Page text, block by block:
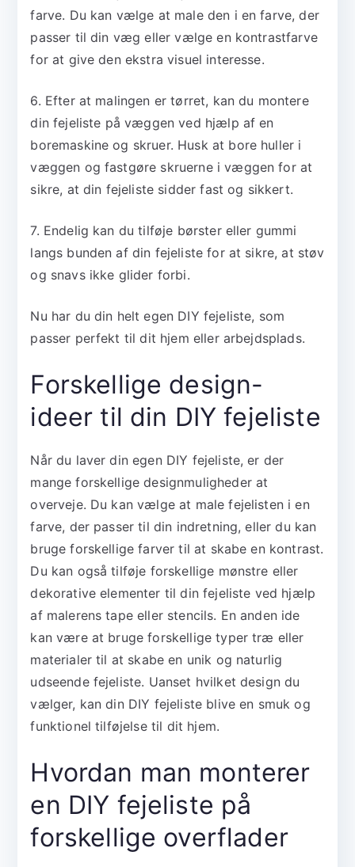
farve. Du kan vælge at male den i en farve, der
passer til din væg eller vælge en kontrastfarve
for at give den ekstra visuel interesse.
6. Efter at malingen er tørret, kan du montere
din fejeliste på væggen ved hjælp af en
boremaskine og skruer. Husk at bore huller i
væggen og fastgøre skruerne i væggen for at
sikre, at din fejeliste sidder fast og sikkert.
7. Endelig kan du tilføje børster eller gummi
langs bunden af ​​din fejeliste for at sikre, at støv
og snavs ikke glider forbi.
Nu har du din helt egen DIY fejeliste, som
passer perfekt til dit hjem eller arbejdsplads.
Forskellige design-
ideer til din DIY fejeliste
Når du laver din egen DIY fejeliste, er der
mange forskellige designmuligheder at
overveje. Du kan vælge at male fejelisten i en
farve, der passer til din indretning, eller du kan
bruge forskellige farver til at skabe en kontrast.
Du kan også tilføje forskellige mønstre eller
dekorative elementer til din fejeliste ved hjælp
af malerens tape eller stencils. En anden ide
kan være at bruge forskellige typer træ eller
materialer til at skabe en unik og naturlig
udseende fejeliste. Uanset hvilket design du
vælger, kan din DIY fejeliste blive en smuk og
funktionel tilføjelse til dit hjem.
Hvordan man monterer
en DIY fejeliste på
forskellige overflader